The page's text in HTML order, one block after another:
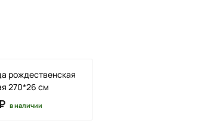
рождественская
270*26 см
в наличии